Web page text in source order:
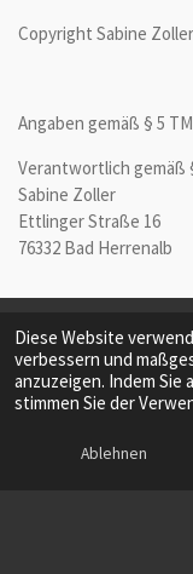
Diese Website
verbessern und
anzuzeigen. Indem Sie
stimmen Sie der
Ablehnen
Copyright Sabine Zoller
Angaben gemäß § 5
Verantwortlich gemäß
Sabine Zoller
Ettlinger Straße 16
76332 Bad Herrenalb
F
a
c
I
n
s
a
Y
o
u
u
Impressum
Telefon